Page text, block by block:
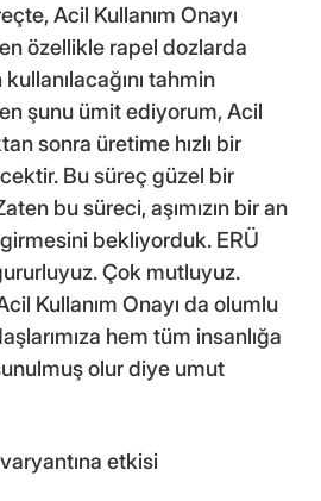
Acil Kullanım Onayı
özellikle rapel dozlarda
kullanılacağını tahmin
şunu ümit ediyorum, Acil
sonra üretime hızlı bir
Bu süreç güzel bir
bu süreci, aşımızın bir an
bekliyorduk. ERÜ
Çok mutluyuz.
Kullanım Onayı da olumlu
hem tüm insanlığa
olur diye umut
etkisi